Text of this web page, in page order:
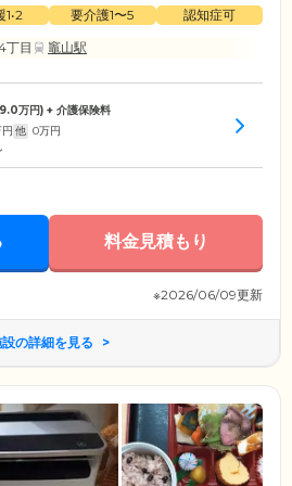
1•2 要介護1〜5
認知症可
丁目
竈山駅
9.0万円) + 介護保険料
他 0万円
料金見積もり
※2026/06/09更新
の詳細を見る